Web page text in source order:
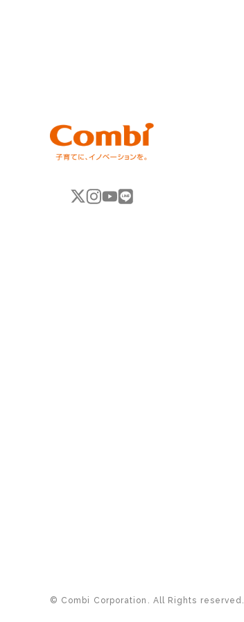
© Combi Corporation. All Rights reserved.